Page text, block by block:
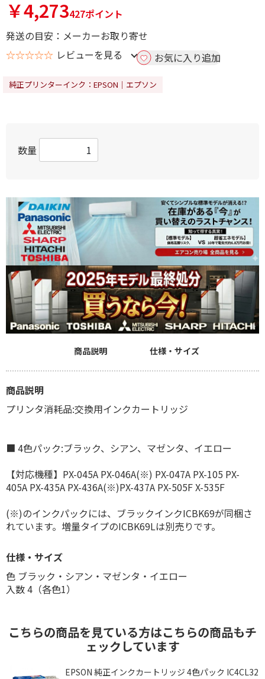
￥4,273427ポイント
発送の目安：メーカーお取り寄せ
☆☆☆☆☆ レビューを見る お気に入り追加
純正プリンターインク：EPSON｜エプソン
数量
商品説明 仕様・サイズ
商品説明
プリンタ消耗品:交換用インクカートリッジ
■ 4色パック:ブラック、シアン、マゼンタ、イエロー
【対応機種】PX-045A PX-046A(※) PX-047A PX-105 PX-
405A PX-435A PX-436A(※)PX-437A PX-505F X-535F
(※)のインクパックには、ブラックインクICBK69が同梱さ
れています。増量タイプのICBK69Lは別売りです。
仕様・サイズ
色 ブラック・シアン・マゼンタ・イエロー
入数 4（各色1）
こちらの商品を見ている方はこちらの商品もチ
ェックしています
EPSON 純正インクカートリッジ 4色パック IC4CL32